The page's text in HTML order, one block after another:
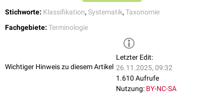
Stichworte: Klassifikation, Systematik, Taxonomie
Fachgebiete: Terminologie
Wichtiger Hinweis zu diesem Artikel
Letzter Edit:
26.11.2025, 09:32
1.610 Aufrufe
Nutzung: BY-NC-SA